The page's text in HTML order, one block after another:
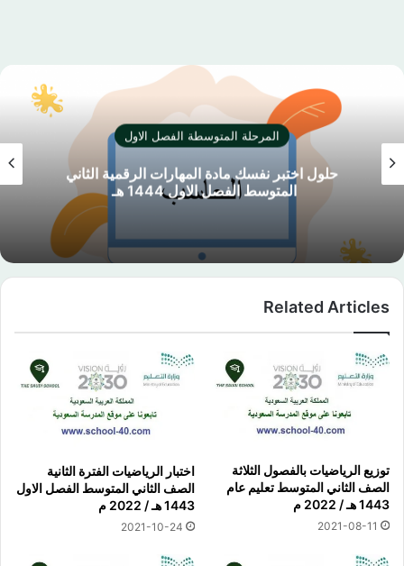
الرقمية الثاني
هـ
المرحلة
حلول اختبر نفسك مادة
المتوسط الفصل الاول
Related Articles
توزيع الرياضيات بالفصول الثلاثة
الصف الثاني المتوسط تعليم عام
1443 هـ / 2022 م
2021-08-11
اختبار الرياضيات الفترة الثانية
الصف الثاني المتوسط الفصل الاول
1443 هـ / 2022 م
2021-10-24